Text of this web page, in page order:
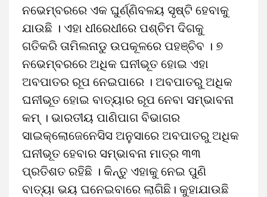
ନଭେମ୍ବରରେ ଏକ ଘୁର୍ଣ୍ଣିବଳୟ ସୃଷ୍ଟି ହେବାକୁ
ଯାଉଛି । ଏହା ଧୀରେଧୀରେ ପଶ୍ଚିମ ଦିଗକୁ
ଗତିକରି ତାମିଲନାଡୁ ଉପକୂଳରେ ପହଞ୍ଚିବ । ୭
ନଭେମ୍ବରରେ ଅଧିକ ଘନୀଭୂତ ହୋଇ ଏହା
ଅବପାତର ରୂପ ନେଇପାରେ । ଅବପାତରୁ ଅଧିକ
ଘନୀଭୂତ ହୋଇ ବାତ୍ୟାର ରୂପ ନେବା ସମ୍ଭାବନା
କମ୍‌ । ଭାରତୀୟ ପାଣିପାଗ ବିଭାଗର
ସାଇକ୍ଲୋଜେନେସିସ ଅନୁସାରେ ଅବପାତରୁ ଅଧିକ
ଘନୀଭୂତ ହେବାର ସମ୍ଭାବନା ମାତ୍ର ୩୩
ପ୍ରତିଶତ ରହିଛି । କିନ୍ତୁ ଏହାକୁ ନେଇ ପୁଣି
ବାତ୍ୟା ଭୟ ଘନେଇବାରେ ଲାଗିଛି। କୁହାଯାଉଛି